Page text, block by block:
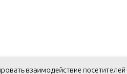
взаимодействие посетителей